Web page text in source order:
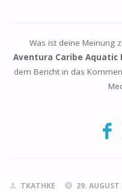
Was ist deine Meinung
Aventura Caribe Aquatic
dem Bericht in das
TKATHKE
29. AUGUST